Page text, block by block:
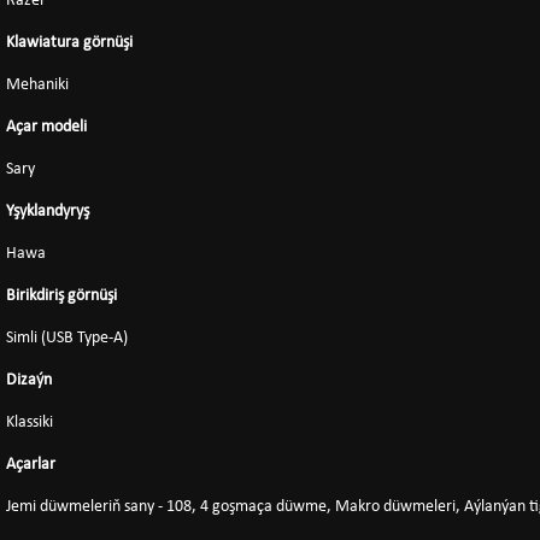
Klawiatura görnüşi
Mehaniki
Açar modeli
Sary
Yşyklandyryş
Hawa
Birikdiriş görnüşi
Simli (USB Type-A)
Dizaýn
Klassiki
Açarlar
Jemi düwmeleriň sany - 108, 4 goşmaça düwme, Makro düwmeleri, Aýlanýan